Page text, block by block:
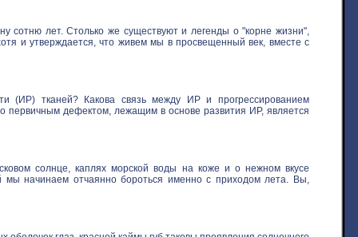
сотню лет. Столько же существуют и легенды о "корне жизни",
и утверждается, что живем мы в просвещенный век, вместе с
(ИР) тканей? Какова связь между ИР и прогрессированием
первичным дефектом, лежащим в основе развития ИР, является
солнце, каплях морской воды на коже и о нежном вкусе
мы начинаем отчаянно бороться именно с приходом лета. Вы,